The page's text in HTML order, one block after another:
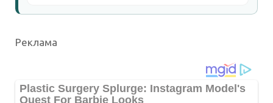
Реклама